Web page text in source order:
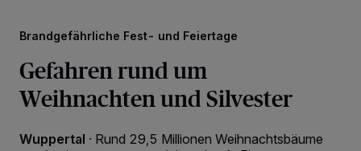
Brandgefährliche Fest- und Feiertage
Gefahren rund um
Weihnachten und Silvester
Wuppertal · Rund 29,5 Millionen Weihnachtsbäume